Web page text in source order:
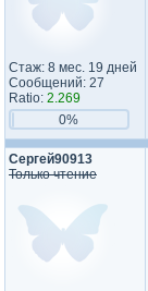
Стаж: 8 мес. 19 дней
Сообщений: 27
Ratio: 2.269
0%
Сергей90913
Только чтение